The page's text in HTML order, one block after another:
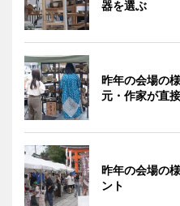
器を選ぶ
昨年の会場の
元・作家が直
昨年の会場の
ント